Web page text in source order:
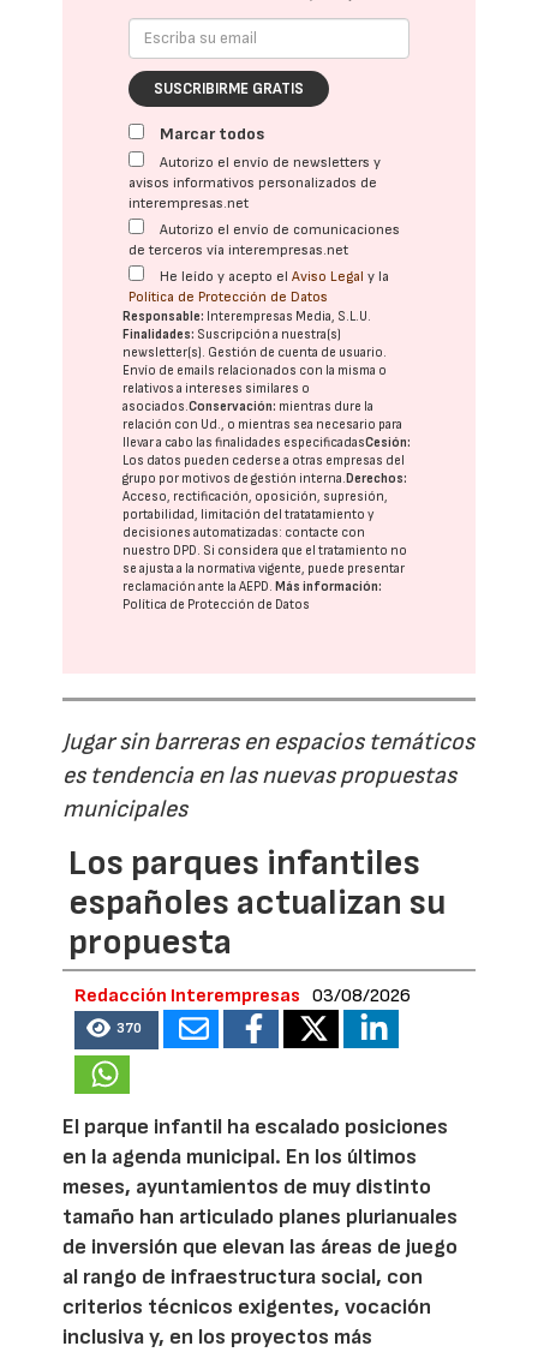
SUSCRIBIRME GRATIS
Marcar todos
Autorizo el envío de newsletters y
avisos informativos personalizados de
interempresas.net
Autorizo el envío de comunicaciones
de terceros vía interempresas.net
He leído y acepto elAviso Legal y la
Política de Protección de Datos
Responsable: Interempresas Media, S.L.U.
Finalidades: Suscripción a nuestra(s)
newsletter(s). Gestión de cuenta de usuario.
Envío de emails relacionados con la misma o
relativos a intereses similares o
asociados.Conservación: mientras dure la
relación con Ud., o mientras sea necesario para
llevar a cabo las finalidades especificadasCesión:
Los datos pueden cederse a otras empresas del
grupo por motivos de gestión interna.Derechos:
Acceso, rectificación, oposición, supresión,
portabilidad, limitación del tratatamiento y
decisiones automatizadas: contacte con
nuestro DPD . Si considera que el tratamiento no
se ajusta a la normativa vigente, puede presentar
reclamación ante laAEPD .Más información:
Política de Protección de Datos
Jugar sin barreras en espacios temáticos
es tendencia en las nuevas propuestas
municipales
Los parques infantiles
españoles actualizan su
propuesta
Redacción Interempresas 03/08/2026
370
El parque infantil ha escalado posiciones
en la agenda municipal. En los últimos
meses, ayuntamientos de muy distinto
tamaño han articulado planes plurianuales
de inversión que elevan las áreas de juego
al rango de infraestructura social, con
criterios técnicos exigentes, vocación
inclusiva y, en los proyectos más